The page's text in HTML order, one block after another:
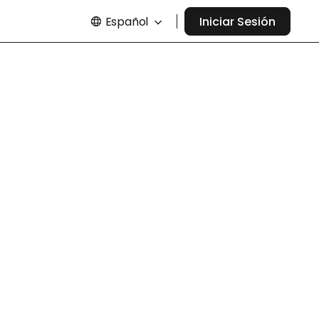
Español Iniciar Sesión